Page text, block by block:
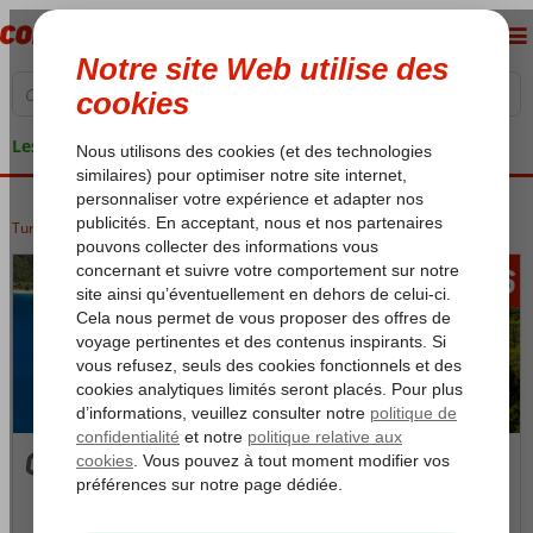
Les garanties de vacances
Turquie Côte Égéenne Fethiye Oludeniz
àpd 536
Oludeniz